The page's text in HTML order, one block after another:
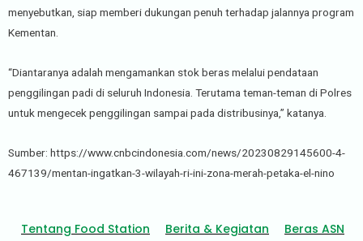
menyebutkan, siap memberi dukungan penuh terhadap jalannya program
Kementan.
“Diantaranya adalah mengamankan stok beras melalui pendataan
penggilingan padi di seluruh Indonesia. Terutama teman-teman di Polres
untuk mengecek penggilingan sampai pada distribusinya,” katanya.
Sumber: https://www.cnbcindonesia.com/news/20230829145600-4-
467139/mentan-ingatkan-3-wilayah-ri-ini-zona-merah-petaka-el-nino
Tentang Food Station Berita & Kegiatan Beras ASN